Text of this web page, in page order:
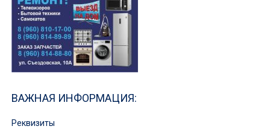
ВАЖНАЯ ИНФОРМАЦИЯ:
Реквизиты